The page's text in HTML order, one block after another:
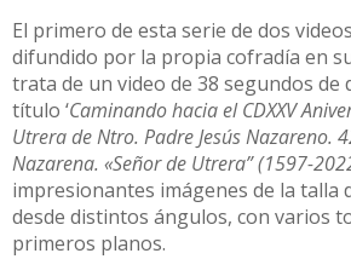
El primero de esta serie de dos
difundido por la propia cofradía en
trata de un video de 38 segundos de
título ‘Caminando hacia el CDXXV
Utrera de Ntro. Padre Jesús Nazareno.
Nazarena. «Señor de Utrera” (1597-
impresionantes imágenes de la talla
desde distintos ángulos, con varios
primeros planos.